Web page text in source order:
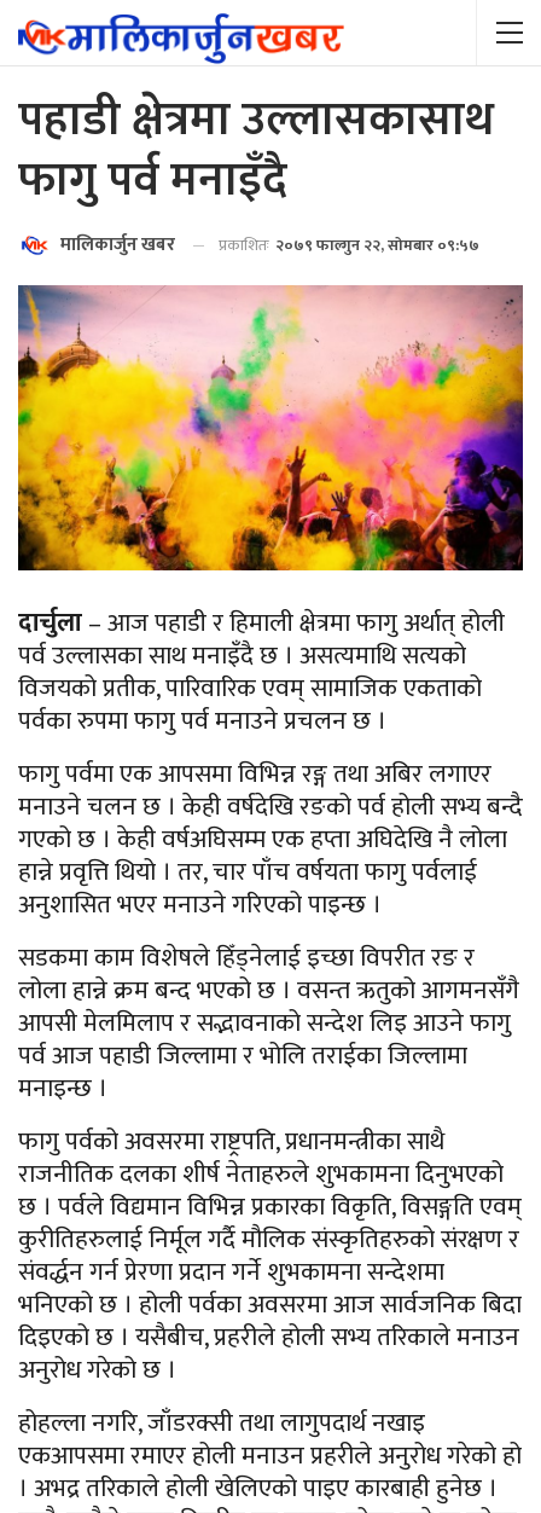
पहाडी क्षेत्रमा उल्लासकासाथ
फागु पर्व मनाइँदै
मालिकार्जुन खबर प्रकाशितः २०७९ फाल्गुन २२, सोमबार ०९:५७
दार्चुला– आज पहाडी र हिमाली क्षेत्रमा फागु अर्थात् होली
पर्व उल्लासका साथ मनाइँदै छ । असत्यमाथि सत्यको
विजयको प्रतीक, पारिवारिक एवम् सामाजिक एकताको
पर्वका रुपमा फागु पर्व मनाउने प्रचलन छ ।
फागु पर्वमा एक आपसमा विभिन्न रङ्ग तथा अबिर लगाएर
मनाउने चलन छ । केही वर्षदेखि रङको पर्व होली सभ्य बन्दै
गएको छ । केही वर्षअघिसम्म एक हप्ता अघिदेखि नै लोला
हान्ने प्रवृत्ति थियो । तर, चार पाँच वर्षयता फागु पर्वलाई
अनुशासित भएर मनाउने गरिएको पाइन्छ ।
सडकमा काम विशेषले हिँड्नेलाई इच्छा विपरीत रङ र
लोला हान्ने क्रम बन्द भएको छ । वसन्त ऋतुको आगमनसँगै
आपसी मेलमिलाप र सद्भावनाको सन्देश लिइ आउने फागु
पर्व आज पहाडी जिल्लामा र भोलि तराईका जिल्लामा
मनाइन्छ ।
फागु पर्वको अवसरमा राष्ट्रपति, प्रधानमन्त्रीका साथै
राजनीतिक दलका शीर्ष नेताहरुले शुभकामना दिनुभएको
छ । पर्वले विद्यमान विभिन्न प्रकारका विकृति, विसङ्गति एवम्
कुरीतिहरुलाई निर्मूल गर्दै मौलिक संस्कृतिहरुको संरक्षण र
संवर्द्धन गर्न प्रेरणा प्रदान गर्ने शुभकामना सन्देशमा
भनिएको छ । होली पर्वका अवसरमा आज सार्वजनिक बिदा
दिइएको छ । यसैबीच, प्रहरीले होली सभ्य तरिकाले मनाउन
अनुरोध गरेको छ ।
होहल्ला नगरि, जाँडरक्सी तथा लागुपदार्थ नखाइ
एकआपसमा रमाएर होली मनाउन प्रहरीले अनुरोध गरेको हो
। अभद्र तरिकाले होली खेलिएको पाइए कारबाही हुनेछ ।